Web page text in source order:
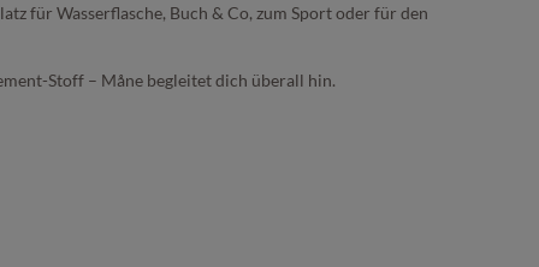
für Wasserflasche, Buch & Co, zum Sport oder für den
Stoff – Måne begleitet dich überall hin.